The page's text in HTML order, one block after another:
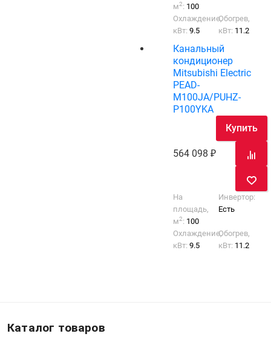
м2: 100
Охлаждение,
кВт:9.5
Обогрев,
кВт: 11.2
Канальный
кондиционер
Mitsubishi Electric
PEAD-
M100JA/PUHZ-
P100YKA
564 098
Купить
На
площадь,
м2: 100
Инвертор:
Есть
Охлаждение,
кВт:9.5
Обогрев,
кВт: 11.2
Каталог товаров